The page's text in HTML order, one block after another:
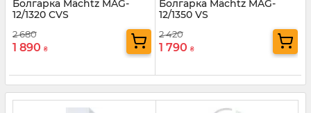
Болгарка Mächtz MAG-
12/1320 CVS
2 680
1 890 ₴
Болгарка Mächtz MAG-
12/1350 VS
2 420
1 790 ₴